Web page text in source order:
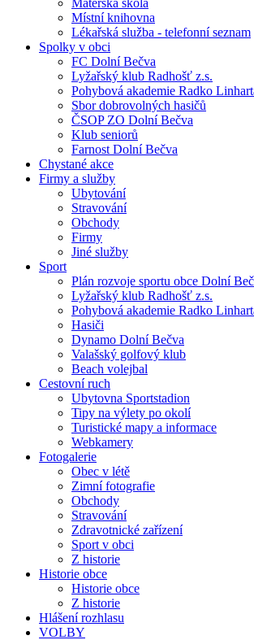
Místní knihovna
Lékařská služba - telefonní seznam
Spolky v obci
FC Dolní Bečva
Lyžařský klub Radhošť z.s.
Pohybová akademie Radko
Sbor dobrovolných hasičů
ČSOP ZO Dolní Bečva
Klub seniorů
Farnost Dolní Bečva
Chystané akce
Firmy a služby
Ubytování
Stravování
Obchody
Firmy
Jiné služby
Sport
Plán rozvoje sportu obce Dolní
Lyžařský klub Radhošť z.s.
Pohybová akademie Radko
Hasiči
Dynamo Dolní Bečva
Valašský golfový klub
Beach volejbal
Cestovní ruch
Ubytovna Sportstadion
Tipy na výlety po okolí
Turistické mapy a informace
Webkamery
Fotogalerie
Obec v létě
Zimní fotografie
Obchody
Stravování
Zdravotnické zařízení
Sport v obci
Z historie
Historie obce
Historie obce
Z historie
Hlášení rozhlasu
VOLBY